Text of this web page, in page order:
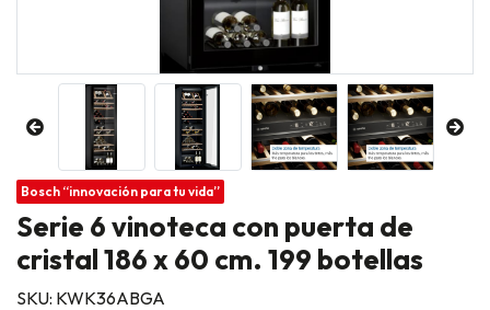
Bosch “innovación para tu vida”
Serie 6 vinoteca con puerta de
cristal 186 x 60 cm. 199 botellas
SKU: KWK36ABGA